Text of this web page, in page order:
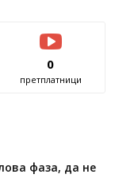
0
претплатници
фаза, да не